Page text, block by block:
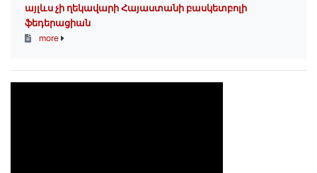
այլևս չի ղեկավարի Հայաստանի բասկետբոլի
ֆեդերացիան
more